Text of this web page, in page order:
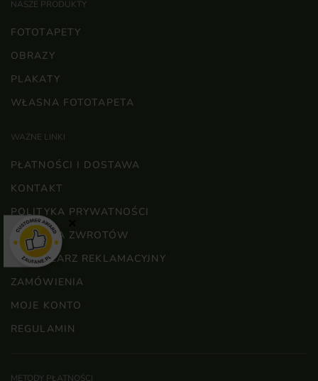
NASZE PRODUKTY
FOTOTAPETY
OBRAZY
PLAKATY
WŁASNA FOTOTAPETA
WAŻNE LINKI
PŁATNOŚCI I DOSTAWA
KONTAKT
POLITYKA PRYWATNOŚCI
POLITYKA ZWROTÓW
FORMULARZ REKLAMACYJNY
ZAMÓWIENIA
MOJE KONTO
REGULAMIN
METODY PŁATNOŚCI